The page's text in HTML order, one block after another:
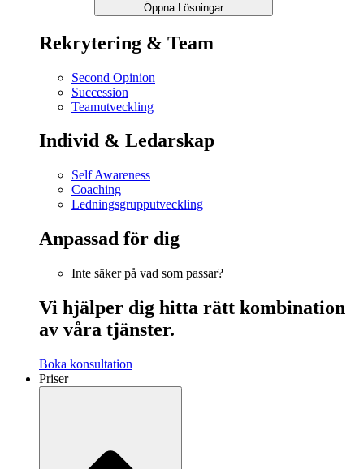
Öppna Lösningar
Rekrytering & Team
Second Opinion
Succession
Teamutveckling
Individ & Ledarskap
Self Awareness
Coaching
Ledningsgrupputveckling
Anpassad för dig
Inte säker på vad som passar?
Vi hjälper dig hitta rätt kombination
av våra tjänster.
Boka konsultation
Priser